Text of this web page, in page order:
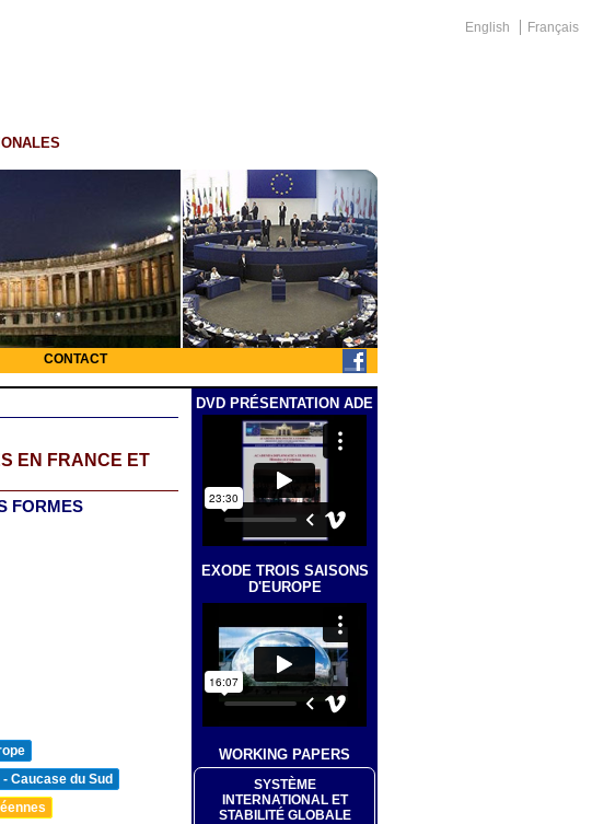
English Français
CONTACT
EN FRANCE ET
FORMES
Caucase du Sud
DVD PRÉSENTATION ADE
EXODE TROIS SAISONS
D'EUROPE
WORKING PAPERS
SYSTÈME
INTERNATIONAL ET
STABILITÉ GLOBALE